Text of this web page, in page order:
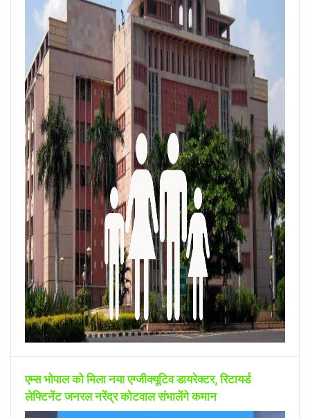
एम्स भोपाल को मिला नया एग्जीक्यूटिव डायरेक्टर, रिटायर्ड
लेफ्टिनेंट जनरल नरेंद्र कोटवाल संभालेंगे कमान